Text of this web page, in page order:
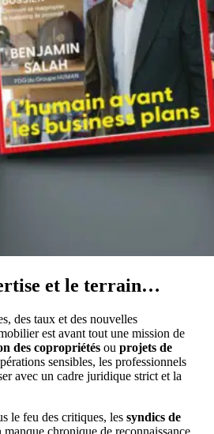
et le terrain…
des taux et des nouvelles
est avant tout une mission de
des copropriétés ou projets de
sensibles, les professionnels
avec un cadre juridique strict et la
le feu des critiques, les syndics de
manque chronique de reconnaissance